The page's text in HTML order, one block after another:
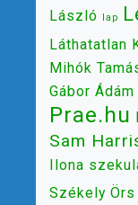
László lap
Láthatatlan
Mihók
Gábor Ádám
Prae.hu
Sam
Ilona
Székely Örs